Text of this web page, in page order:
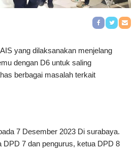
yang dilaksanakan menjelang
dengan D6 untuk saling
berbagai masalah terkait
7 Desember 2023 Di surabaya.
DPD 7 dan pengurus, ketua DPD 8